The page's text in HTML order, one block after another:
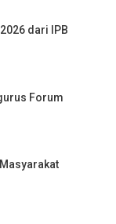
dari IPB
Forum